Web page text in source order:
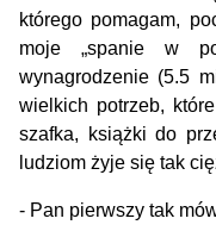
którego pomagam,
moje „spanie w
wynagrodzenie (5.5
wielkich potrzeb,
szafka, książki do
ludziom żyje się tak
- Pan pierwszy tak